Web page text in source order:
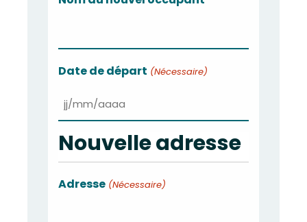
Date de départ (Nécessaire)
JJ
slash
MM
slash
Nouvelle adresse
Adresse (Nécessaire)